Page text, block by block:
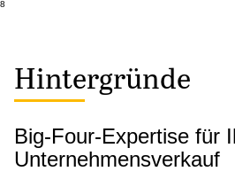
8
Hintergründe
Big-Four-Expertise für
Unternehmensverkauf